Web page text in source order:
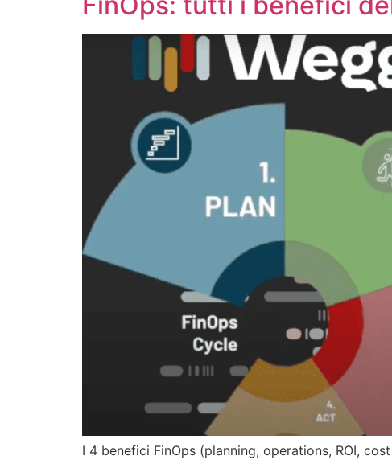
I 4 benefici FinOps (planning, operations, ROI,